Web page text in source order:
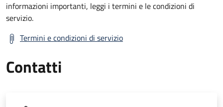
informazioni importanti, leggi i termini e le condizioni di
servizio.
Termini e condizioni di servizio
Contatti